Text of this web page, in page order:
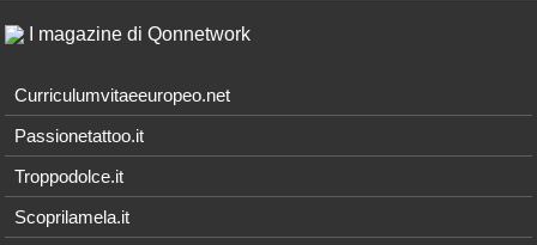
I magazine di Qonnetwork
Curriculumvitaeeuropeo.net
Passionetattoo.it
Troppodolce.it
Scoprilamela.it